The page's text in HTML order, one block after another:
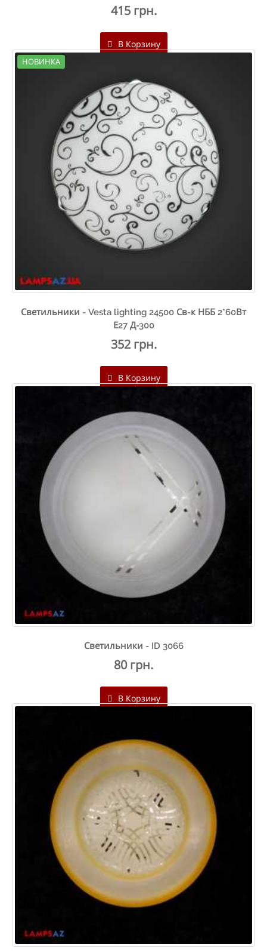
415 грн.
В Корзину
НОВИНКА
Светильники - Vesta lighting 24500 Св-к НББ 2*60Вт
Е27 Д-300
352 грн.
В Корзину
Светильники - ID 3066
80 грн.
В Корзину